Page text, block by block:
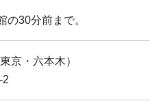
30分前まで。
・六本木）
2